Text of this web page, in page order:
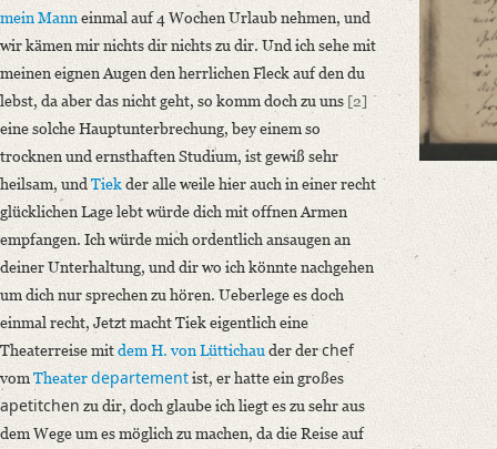
mein Manneinmal auf 4 Wochen Urlaub nehmen, und
wir kämen mir nichts dir nichts zu dir. Und ich sehe mit
meinen eignen Augen den herrlichen Fleck auf den du
lebst, da aber das nicht geht, so komm doch zu uns[2]
eine solche Hauptunterbrechung, bey einem so
trocknen und ernsthaften Studium, ist gewiß sehr
heilsam, undTiekder alle weile hier auch in einer recht
glücklichen Lage lebt würde dich mit offnen Armen
empfangen. Ich würde mich ordentlich ansaugen an
deiner Unterhaltung, und dir wo ich könnte nachgehen
um dich nur sprechen zu hören. Ueberlege es doch
einmal recht, Jetzt macht Tiek eigentlich eine
Theaterreise mitdem H. von Lüttichau der derchef
vomTheaterdepartementist, er hatte ein großes
apetitchen zu dir, doch glaube ich liegt es zu sehr aus
dem Wege um es möglich zu machen, da die Reise auf